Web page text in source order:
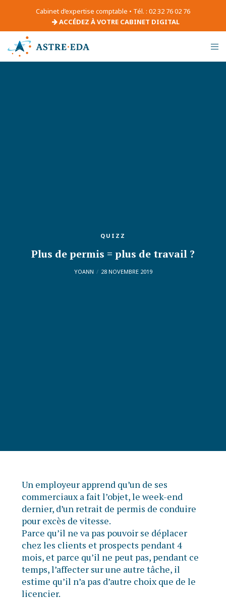
Cabinet d’expertise comptable • Tél. : 02 32 76 02 76
ACCÉDEZ À VOTRE CABINET DIGITAL
QUIZZ
Plus de permis = plus de travail ?
YOANN 28 NOVEMBRE 2019
Un employeur apprend qu’un de ses
commerciaux a fait l’objet, le week-end
dernier, d’un retrait de permis de conduire
pour excès de vitesse.
Parce qu’il ne va pas pouvoir se déplacer
chez les clients et prospects pendant 4
mois, et parce qu’il ne peut pas, pendant ce
temps, l’affecter sur une autre tâche, il
estime qu’il n’a pas d’autre choix que de le
licencier.